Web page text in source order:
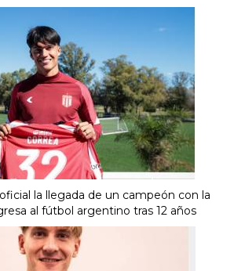
la llegada de un campeón con la
al fútbol argentino tras 12 años